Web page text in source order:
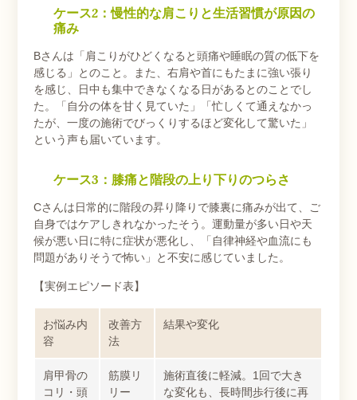
ケース2：慢性的な肩こりと生活習慣が原因の
痛み
Bさんは「肩こりがひどくなると頭痛や睡眠の質の低下を
感じる」とのこと。また、右肩や首にもたまに強い張り
を感じ、日中も集中できなくなる日があるとのことでし
た。「自分の体を甘く見ていた」「忙しくて通えなかっ
たが、一度の施術でびっくりするほど変化して驚いた」
という声も届いています。
ケース3：膝痛と階段の上り下りのつらさ
Cさんは日常的に階段の昇り降りで膝裏に痛みが出て、ご
自身ではケアしきれなかったそう。運動量が多い日や天
候が悪い日に特に症状が悪化し、「自律神経や血流にも
問題がありそうで怖い」と不安に感じていました。
【実例エピソード表】
お悩み内
容
改善方
法
結果や変化
肩甲骨の
コリ・頭
筋膜リ
リー
施術直後に軽減。1回で大き
な変化も、長時間歩行後に再